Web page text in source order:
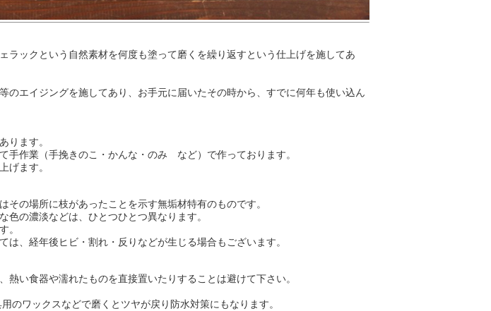
ックという自然素材を何度も塗って磨くを繰り返すという仕上げを施してあ
エイジングを施してあり、お手元に届いたその時から、すでに何年も使い込ん
ります。
手作業（手挽きのこ・かんな・のみ など）で作っております。
げます。
の場所に枝があったことを示す無垢材特有のものです。
の濃淡などは、ひとつひとつ異なります。
。
、経年後ヒビ・割れ・反りなどが生じる場合もございます。
い食器や濡れたものを直接置いたりすることは避けて下さい。
のワックスなどで磨くとツヤが戻り防水対策にもなります。